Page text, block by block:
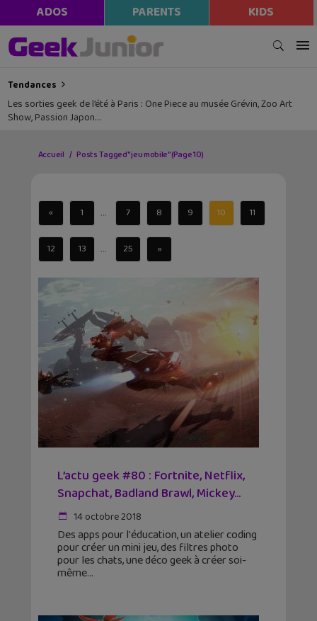
ADOS PARENTS KIDS
Tendances
Les sorties geek de l’été à Paris : One Piece au musée Grévin, Zoo Art
Show, Passion Japon…
Accueil Posts Tagged "jeu mobile"(Page 10)
« 1 ... 7 8 9 10 11
12 13 ... 25 »
L’actu geek #80 : Fortnite, Netflix,
Snapchat, Badland Brawl, Mickey…
14 octobre 2018
Des apps pour l'éducation, un atelier coding
pour créer un mini jeu, des filtres photo
pour les chats, une déco geek à créer soi-
même